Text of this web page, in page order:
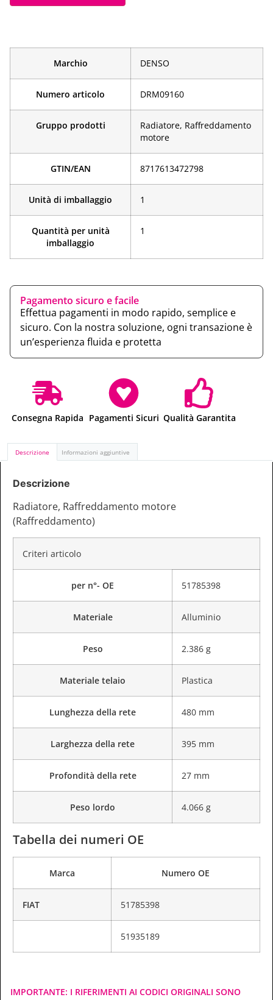
Marchio DENSO
Numero articolo DRM09160
Gruppo prodotti
Radiatore, Raffreddamento
motore
GTIN/EAN ­8717613472798
Unità di imballaggio 1
Quantità per unità
imballaggio
1
Pagamento sicuro e facile
Effettua pagamenti in modo rapido, semplice e
sicuro. Con la nostra soluzione, ogni transazione è
un’esperienza fluida e protetta
Consegna Rapida Pagamenti Sicuri Qualità Garantita
Descrizione Informazioni aggiuntive
Descrizione
Radiatore, Raffreddamento motore
(Raffreddamento)
Criteri articolo
per n°- OE 51785398
Materiale Alluminio
Peso 2.386 g
Materiale telaio Plastica
Lunghezza della rete 480 mm
Larghezza della rete 395 mm
Profondità della rete 27 mm
Peso lordo 4.066 g
Tabella dei numeri OE
Marca Numero OE
FIAT 51785398
51935189
IMPORTANTE: I RIFERIMENTI AI CODICI ORIGINALI SONO